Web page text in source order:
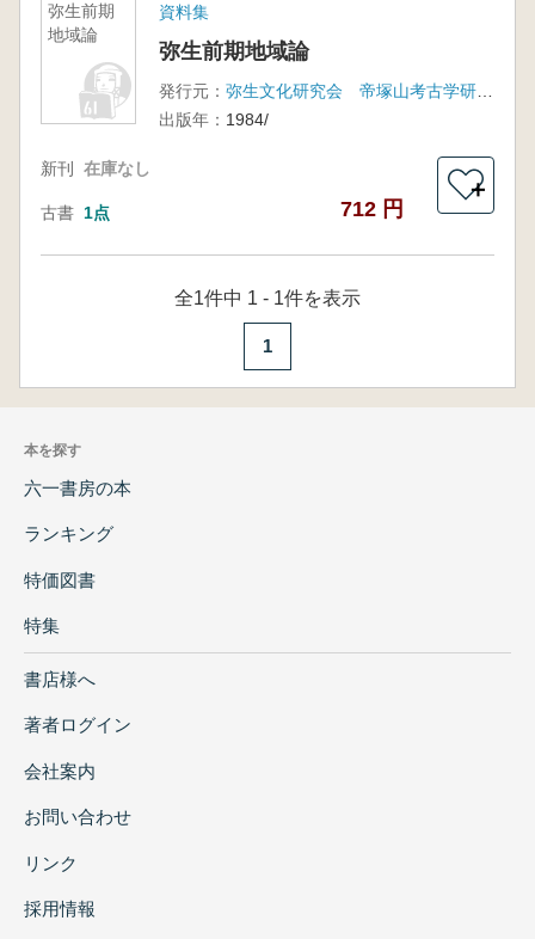
弥生前期
地域論
資料集
弥生前期地域論
発行元：
弥生文化研究会 帝塚山考古学研究所
出版年： 1984/
新刊 在庫なし
古書 1点 712 円
＋
全1件中 1 - 1件を表示
1
本を探す
六一書房の本
ランキング
特価図書
特集
書店様へ
著者ログイン
会社案内
お問い合わせ
リンク
採用情報